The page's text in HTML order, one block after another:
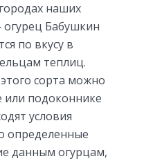
наших
Бабушкин
по вкусу в
теплиц.
сорта можно
или подоконнике
условия
определенные
данным огурцам,